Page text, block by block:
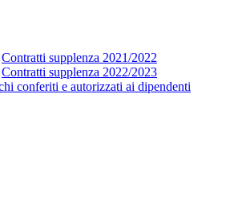
Contratti supplenza 2021/2022
Contratti supplenza 2022/2023
conferiti e autorizzati ai dipendenti